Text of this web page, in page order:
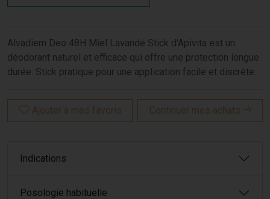
Alvadiem Deo 48H Miel Lavande Stick d'Apivita est un
déodorant naturel et efficace qui offre une protection longue
durée. Stick pratique pour une application facile et discrète.
Ajouter à mes favoris Continuer mes achats
Indications
Posologie habituelle